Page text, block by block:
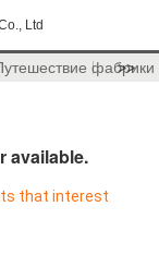
Ltd
фабрики
>>
available.
that interest